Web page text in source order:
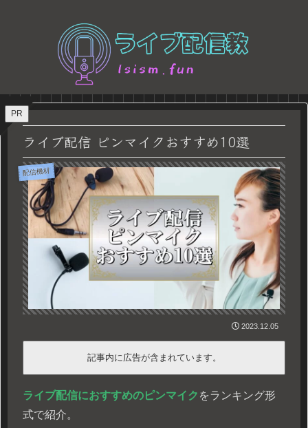
PR
ライブ配信 ピンマイクおすすめ10選
配信機材
2023.12.05
記事内に広告が含まれています。
ライブ配信におすすめのピンマイク をランキング形
式で紹介。